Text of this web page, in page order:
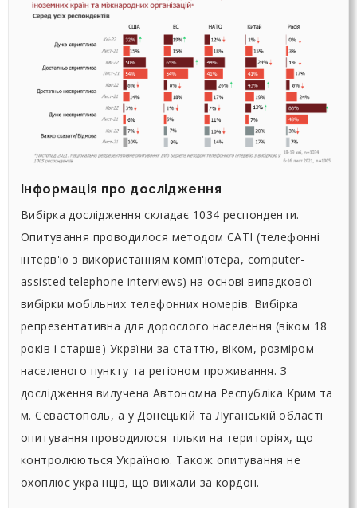
Інформація про дослідження
Вибірка дослідження складає 1034 респонденти.
Опитування проводилося методом CATI (телефонні
інтерв'ю з використанням комп'ютера, computer-
assisted telephone interviews) на основі випадкової
вибірки мобільних телефонних номерів. Вибірка
репрезентативна для дорослого населення (віком 18
років і старше) України за статтю, віком, розміром
населеного пункту та регіоном проживання. З
дослідження вилучена Автономна Республіка Крим та
м. Севастополь, а у Донецькій та Луганській області
опитування проводилося тільки на територіях, що
контролюються Україною. Також опитування не
охоплює українців, що виїхали за кордон.